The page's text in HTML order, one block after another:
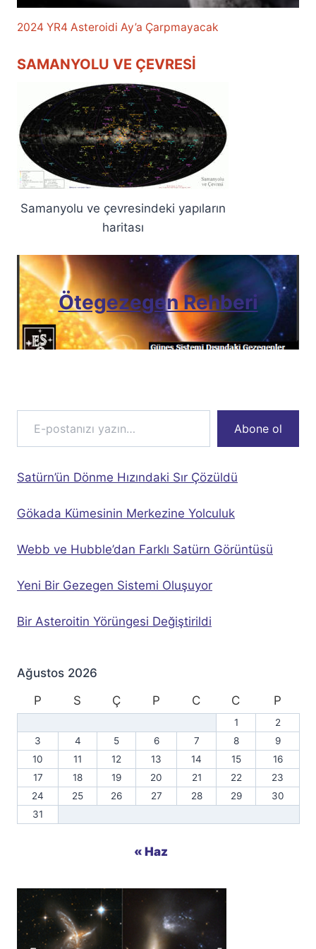
2024 YR4 Asteroidi Ay’a Çarpmayacak
SAMANYOLU VE ÇEVRESI
Samanyolu ve çevresindeki yapıların
haritası
Ötegezegen Rehberi
E-postanızı yazın…
Abone ol
Satürn’ün Dönme Hızındaki Sır Çözüldü
Gökada Kümesinin Merkezine Yolculuk
Webb ve Hubble’dan Farklı Satürn Görüntüsü
Yeni Bir Gezegen Sistemi Oluşuyor
Bir Asteroitin Yörüngesi Değiştirildi
Ağustos 2026
P
S Ç P C C P
1
2
3
4 5 6 7 8
9
10
11 12 13 14 15
16
17
18 19 20 21 22
23
24
25 26 27 28 29
30
31
« Haz